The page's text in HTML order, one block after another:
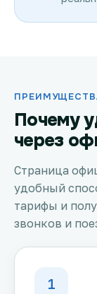
Почему
через
Страница
удобный
тарифы и
звонков и
1